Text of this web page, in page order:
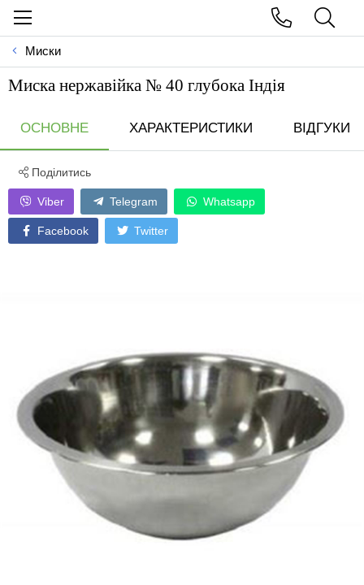
Миски
Миска нержавійка № 40 глубока Індія
ОСНОВНЕ ХАРАКТЕРИСТИКИ ВІДГУКИ
Поділитись
Viber Telegram Whatsapp
Facebook Twitter